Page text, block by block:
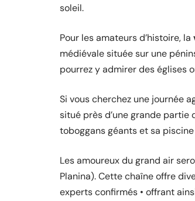
soleil.
Pour les amateurs d’histoire, la
médiévale située sur une
pourrez y admirer des églises
Si vous cherchez une journée
situé près d’une grande
toboggans géants et sa
Les amoureux du grand air
Planina). Cette chaîne offre
experts confirmés • offrant